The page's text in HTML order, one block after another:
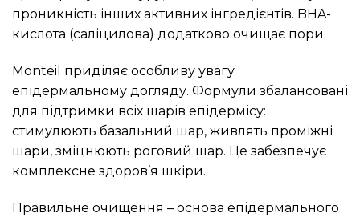
проникність інших активних інгредієнтів. BHA-
кислота (саліцилова) додатково очищає пори.
Monteil приділяє особливу увагу
епідермальному догляду. Формули збалансовані
для підтримки всіх шарів епідермісу:
стимулюють базальний шар, живлять проміжні
шари, зміцнюють роговий шар. Це забезпечує
комплексне здоров’я шкіри.
Правильне очищення – основа епідермального